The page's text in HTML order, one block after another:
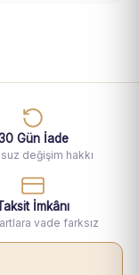
Gün İade
değişim hakkı
İmkânı
vade farksız